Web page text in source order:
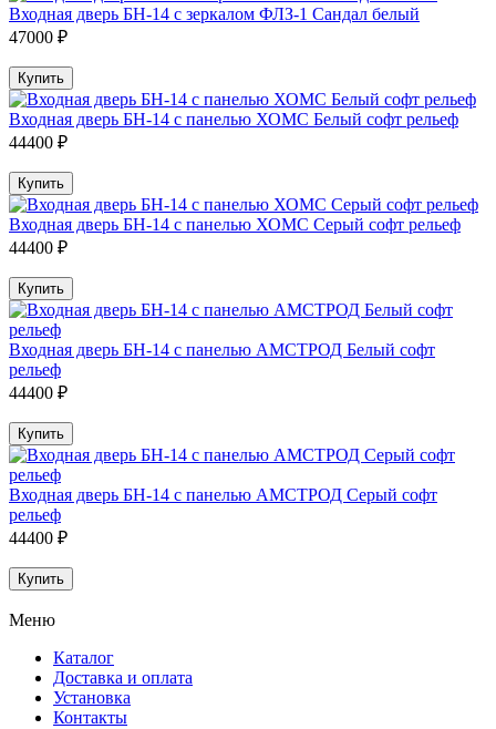
Входная дверь БН-14 с зеркалом ФЛЗ-1 Сандал белый
47000 ₽
Купить
Входная дверь БН-14 с панелью ХОМС Белый софт рельеф
44400 ₽
Купить
Входная дверь БН-14 с панелью ХОМС Серый софт рельеф
44400 ₽
Купить
Входная дверь БН-14 с панелью АМСТРОД Белый софт
рельеф
44400 ₽
Купить
Входная дверь БН-14 с панелью АМСТРОД Серый софт
рельеф
44400 ₽
Купить
Меню
Каталог
Доставка и оплата
Установка
Контакты